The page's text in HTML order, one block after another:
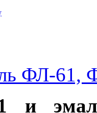
ФЛ-61,
и